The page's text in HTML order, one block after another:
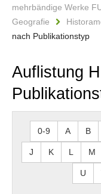
mehrbändige Werke
Geografie
nach Publikationstyp
Auflistung
0-9 A B
J K L M
U